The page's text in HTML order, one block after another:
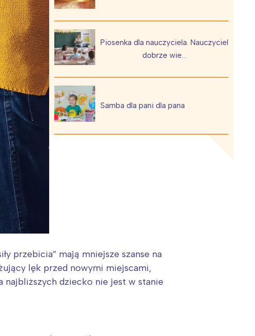
Wiewiórka na kwitnącym polu
Piosenka dla nauczyciela. Nauczyciel
dobrze wie…
Samba dla pani dla pana
przebicia” mają mniejsze szanse na
lęk przed nowymi miejscami,
dziecko nie jest w stanie